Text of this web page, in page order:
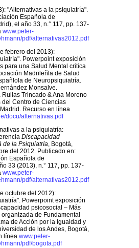
"Alternativas a la psiquiatría".
Española de
el año 33, n.° 117, pp. 137-
www.peter-
pdf/alternativas2012.pdf
febrero del 2013):
Powerpoint exposición
para una Salud Mental critica
Madrileñla de Salud
de Neuropsiquiatría.
Monsalve.
Rullas Trincado & Ana Moreno
del Centro de Ciencias
Recurso en línea
docu/alternativas.pdf
a la psiquiatría:
Discapacidad
de la Psiquiatría, Bogotá,
del 2012. Publicado en:
Española de
33 (2013), n.° 117, pp. 137-
www.peter-
pdf/alternativas2012.pdf
octubre del 2012):
Powerpoint exposición
psicosocial – Más
de Fundamental
de Acción por la Igualdad y
de los Andes, Bogotá,
línea www.peter-
pdf/bogota.pdf